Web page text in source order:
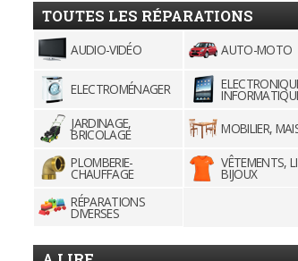
TOUTES LES RÉPARATIONS
AUDIO-VIDÉO AUTO-MOTO
ELECTROMÉNAGER
JARDINAGE,
BRICOLAGE
MOBILIER,
PLOMBERIE-
CHAUFFAGE
VÊTEMENTS,
BIJOUX
RÉPARATIONS
DIVERSES